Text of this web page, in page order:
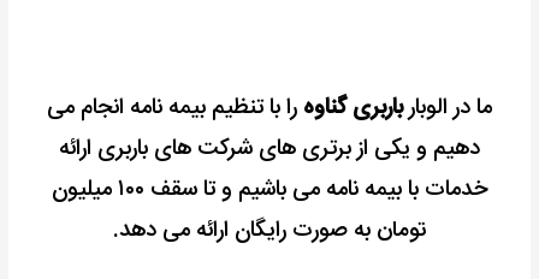
ما در الوبارباربری گناوه را با تنظیم بیمه نامه انجام می
دهیم و یکی از برتری های شرکت های باربری ارائه
خدمات با بیمه نامه می باشیم و تا سقف ۱۰۰ میلیون
تومان به صورت رایگان ارائه می دهد.